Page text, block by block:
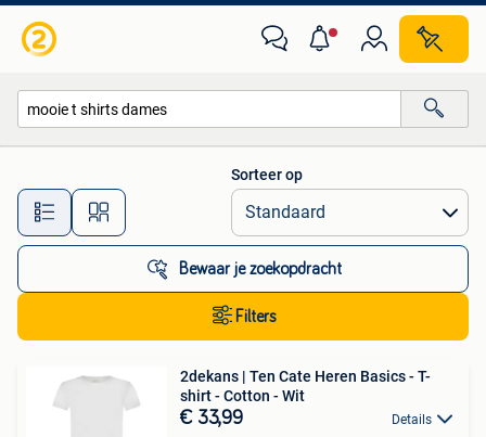
Alle afstanden…
Sorteer op
Bewaar je zoekopdracht
Filters
2dekans | Ten Cate Heren Basics - T-
shirt - Cotton - Wit
€ 33,99 Details